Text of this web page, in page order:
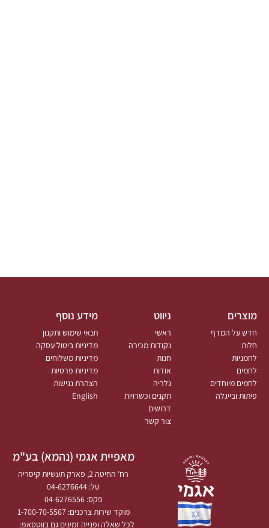
מאפיית אגמי (נהמא) בע"מ
רח' החיטה 2, פארק תעשיות קיסריה
טל: 04-6276644
פקס: 04-6276556
מוקד שירות צרכנים: 1-700-70-5567
לכל שאלה ופנייה זמינים גם בווטסאפ:
מוצרים
חדש על המדף
חלות
לחמניות
לחמים
לחמים מיוחדים
פיתות ובייגלה
ניווט
ראשי
נקודות מכירה
חנות
אודות
גלריה
תקנים וכשרויות
דרושים
צור קשר
מידע נוסף
תנאי שימוש ותקנון
מדיניות ביטול עסקה
מדיניות משלוחים
מדיניות פרטיות
הצהרת נגישות
English